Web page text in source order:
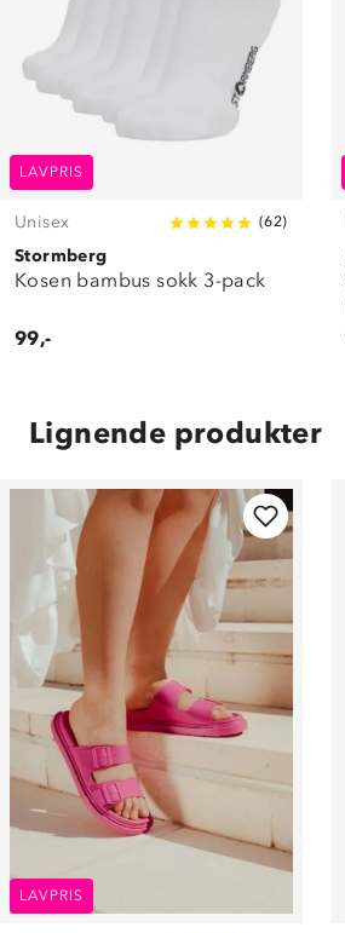
LAVPRIS
Unisex (62)
Stormberg
Kosen bambus sokk 3-pack
99,-
Lignende produkter
LAVPRIS